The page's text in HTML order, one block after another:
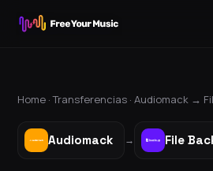
Home ·Transferencias · Audiomack →
Audiomack → File